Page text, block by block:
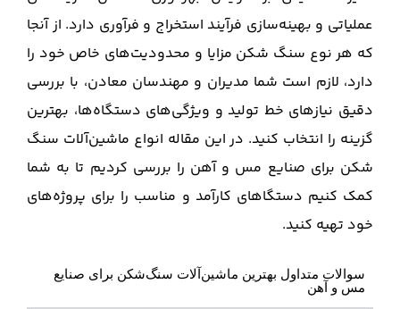
عملیاتی و بهینه‌سازی فرآیند استخراج و فرآوری دارد. از آنجا
که هر نوع سنگ‌ شکن مزایا و محدودیت‌های خاص خود را
دارد، لازم است شما مدیران و مهندسان معادن، با بررسی
دقیق نیازهای خط تولید و ویژگی‌های دستگاه‌ها، بهترین
گزینه را انتخاب کنید. در این مقاله انواع ماشین‌آلات سنگ‌
شکن برای صنایع مس و آهن را بررسی کردیم تا به شما
کمک کنیم دستگا‌های کارآمد و مناسب را برای پروژه‌های
خود تهیه کنید.
سوالات متداول بهترین ماشین‌آلات سنگ‌شکن برای صنایع
مس و آهن